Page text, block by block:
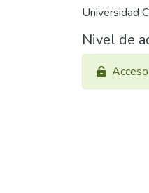
Universidad
Nivel de